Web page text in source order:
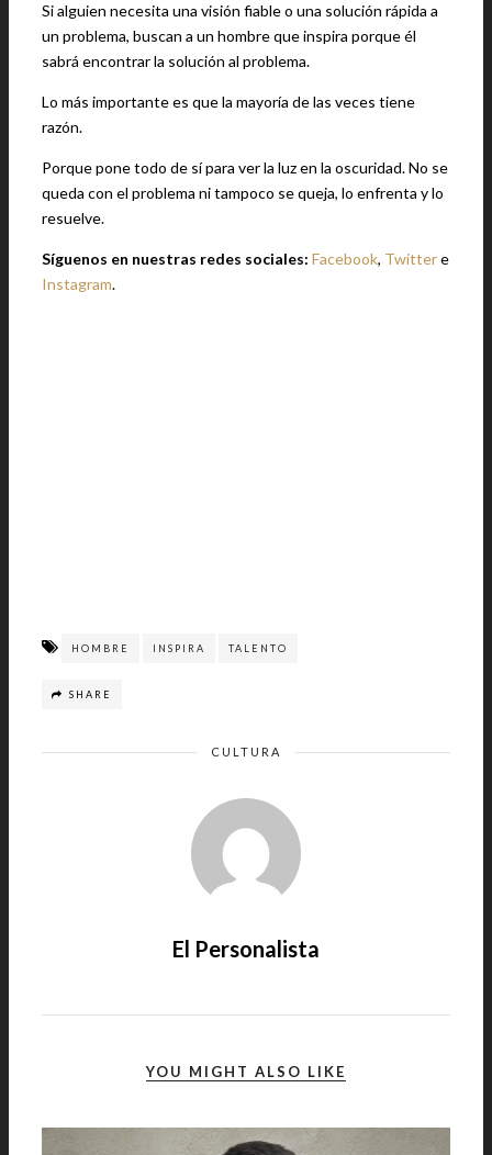
Si alguien necesita una visión fiable o una solución rápida a
un problema, buscan a un hombre que inspira porque él
sabrá encontrar la solución al problema.
Lo más importante es que la mayoría de las veces tiene
razón.
Porque pone todo de sí para ver la luz en la oscuridad. No se
queda con el problema ni tampoco se queja, lo enfrenta y lo
resuelve.
Síguenos en nuestras redes sociales: Facebook, Twittere
Instagram.
HOMBRE INSPIRA TALENTO
SHARE
CULTURA
El Personalista
YOU MIGHT ALSO LIKE